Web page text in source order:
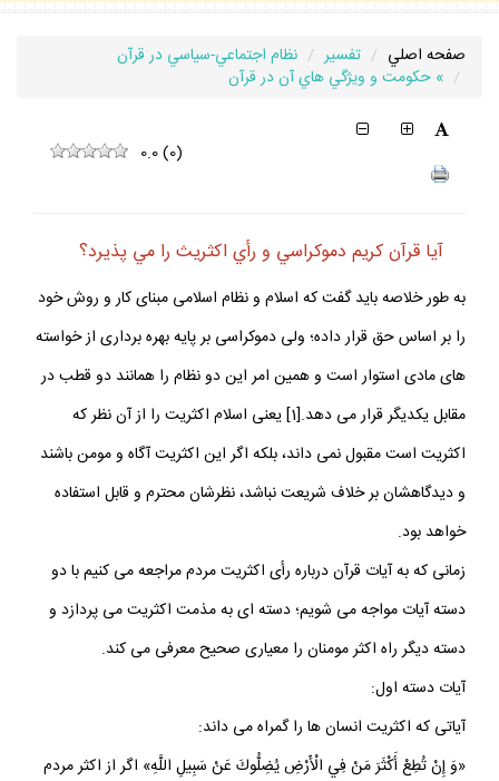
صفحه اصلي تفسير
نظام اجتماعي-سياسي در قرآن
» حكومت و ويژگي هاي آن در قرآن
0.0(0)
آيا قرآن كريم دموكراسي و رأي اكثريث را مي پذيرد؟
به طور خلاصه باید گفت که اسلام و نظام اسلامی مبنای کار و روش خود
را بر اساس حق قرار داده؛ ولی دموکراسی بر پایه بهره برداری از خواسته
های مادی استوار است و همین امر این دو نظام را همانند دو قطب در
مقابل یکدیگر قرار می دهد.[1] یعنی اسلام اکثریت را از آن نظر که
اکثریت است مقبول نمی داند، بلکه اگر این اکثریت آگاه و مومن باشند
و دیدگاهشان بر خلاف شریعت نباشد، نظرشان محترم و قابل استفاده
خواهد بود.
زمانی که به آیات قرآن درباره رأی اکثریت مردم مراجعه می کنیم با دو
دسته آیات مواجه می شویم؛ دسته ای به مذمت اکثریت می پردازد و
دسته دیگر راه اکثر مومنان را معیاری صحیح معرفی می کند.
آیات دسته اول:
آیاتی که اکثریت انسان ها را گمراه می داند:
«وَ إِنْ تُطِعْ أَكْثَرَ مَنْ فِي الْأَرْضِ يُضِلُّوكَ عَنْ سَبِيلِ اللَّهِ» اگر از اكثر مردم